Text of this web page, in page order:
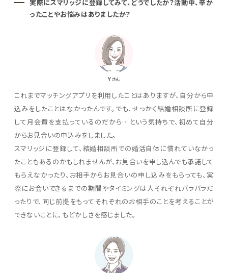
実際にスマリッジに登録してみて、どうでしたか？活動中、辛か
ったことやお悩みはありましたか？
Yさん
これまでマッチングアプリを利用したことはありますが、自分から申
込みをしたことはなかったんです。でも、せっかく結婚相談所に登録
して月会費を支払っているのだから…という気持ちで、初めて自分
からお見合いの申込みをしました。
スマリッジに登録して、結婚相談所での婚活自体に慣れていなかっ
たこともあるのかもしれませんが、お見合いを申し込んでも承諾して
もらえなかったり、お相手からお見合いの申し込みをもらっても、実
際にお会いできるまでの期間やタイミングは人それぞれバラバラだ
ったりで、同じ前提をもってそれぞれのお相手のことを考えることが
できないことに、もどかしさを感じました。